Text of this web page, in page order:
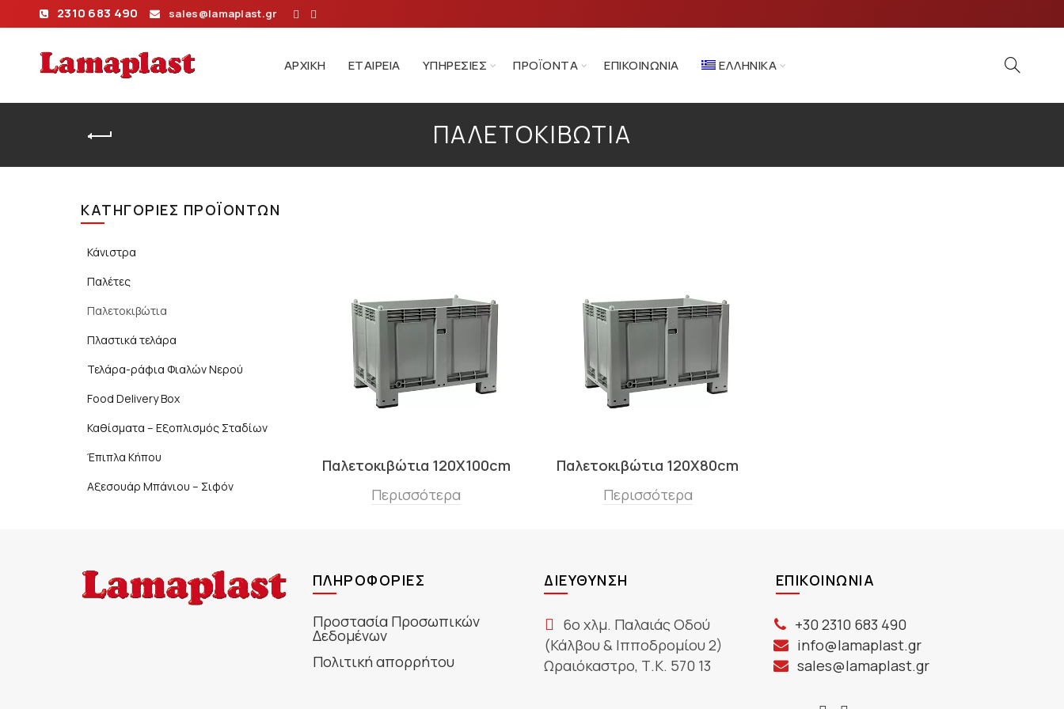
2310 683 490 sales@lamaplast.gr
ΑΡΧΙΚΉ ΕΤΑΙΡΕΊΑ ΥΠΗΡΕΣΊΕΣ ΠΡΟΪΌΝΤΑ ΕΠΙΚΟΙΝΩΝΊΑ ΕΛΛΗΝΙΚΆ
ΠΑΛΕΤΟΚΙΒΏΤΙΑ
Παλετοκιβώτια 120Χ100cm
Περισσότερα
Παλετοκιβώτια 120Χ80cm
Περισσότερα
ΚΑΤΗΓΟΡΊΕΣ ΠΡΟΪΌΝΤΩΝ
Κάνιστρα
Παλέτες
Παλετοκιβώτια
Πλαστικά τελάρα
Τελάρα-ράφια Φιαλών Νερού
Food Delivery Box
Καθίσματα – Εξοπλισμός Σταδίων
Έπιπλα Κήπου
Αξεσουάρ Μπάνιου – Σιφόν
ΠΛΗΡΟΦΟΡΊΕΣ
Προστασία Προσωπικών
Δεδομένων
Πολιτική απορρήτου
ΔΙΕΎΘΥΝΣΗ
6ο χλμ. Παλαιάς Οδού
(Κάλβου & Ιπποδρομίου 2)
Ωραιόκαστρο, Τ.Κ. 570 13
ΕΠΙΚΟΙΝΩΝΊΑ
+30 2310 683 490
info@lamaplast.gr
sales@lamaplast.gr